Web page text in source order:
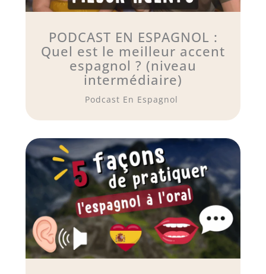
PODCAST EN ESPAGNOL :
Quel est le meilleur accent
espagnol ? (niveau
intermédiaire)
Podcast En Espagnol